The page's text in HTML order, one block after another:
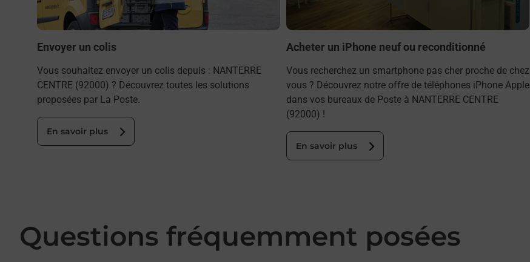
Envoyer un colis
Vous souhaitez envoyer un colis depuis : NANTERRE
CENTRE (92000) ? Découvrez toutes les solutions
proposées par La Poste.
En savoir plus
Acheter un iPhone neuf ou reconditionné
Vous recherchez un smartphone pas cher proche de chez
vous ? Découvrez notre offre de téléphones iPhone Apple
dans vos bureaux de Poste à NANTERRE CENTRE
(92000) !
En savoir plus
Questions fréquemment posées